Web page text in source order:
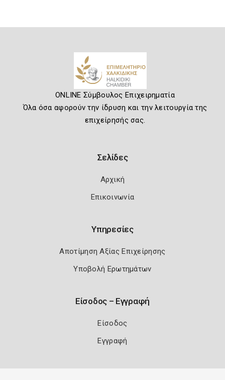
ONLINE Σύμβουλος Επιχειρηματία
Όλα όσα αφορούν την ίδρυση και την λειτουργία της
επιχείρησής σας.
Σελίδες
Αρχική
Επικοινωνία
Υπηρεσίες
Αποτίμηση Αξίας Επιχείρησης
Υποβολή Ερωτημάτων
Είσοδος – Εγγραφή
Είσοδος
Εγγραφή